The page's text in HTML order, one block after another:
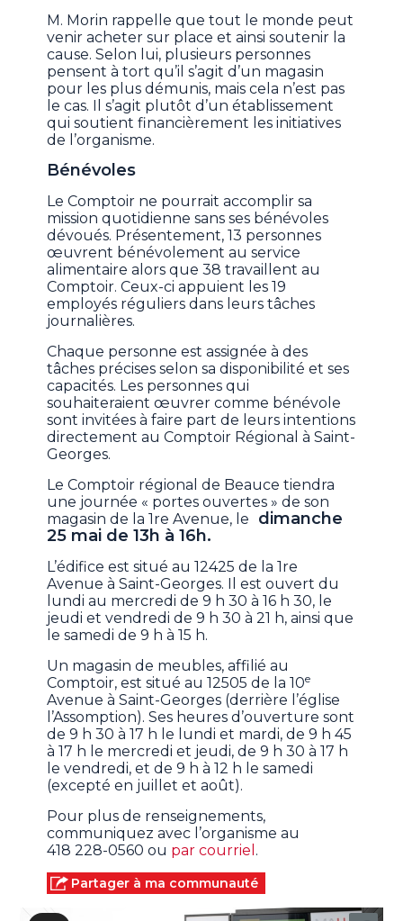
M. Morin rappelle que tout le monde peut
venir acheter sur place et ainsi soutenir la
cause. Selon lui, plusieurs personnes
pensent à tort qu’il s’agit d’un magasin
pour les plus démunis, mais cela n’est pas
le cas. Il s’agit plutôt d’un établissement
qui soutient financièrement les initiatives
de l’organisme.
Bénévoles
Le Comptoir ne pourrait accomplir sa
mission quotidienne sans ses bénévoles
dévoués. Présentement, 13 personnes
œuvrent bénévolement au service
alimentaire alors que 38 travaillent au
Comptoir. Ceux-ci appuient les 19
employés réguliers dans leurs tâches
journalières.
Chaque personne est assignée à des
tâches précises selon sa disponibilité et ses
capacités. Les personnes qui
souhaiteraient œuvrer comme bénévole
sont invitées à faire part de leurs intentions
directement au Comptoir Régional à Saint-
Georges.
Le Comptoir régional de Beauce tiendra
une journée « portes ouvertes » de son
magasin de la 1re Avenue, le
dimanche
25 mai de 13h à 16h.
L’édifice est situé au 12425 de la 1re
Avenue à Saint-Georges. Il est ouvert du
lundi au mercredi de 9 h 30 à 16 h 30, le
jeudi et vendredi de 9 h 30 à 21 h, ainsi que
le samedi de 9 h à 15 h.
Un magasin de meubles, affilié au
Comptoir, est situé au 12505 de la 10e
Avenue à Saint-Georges (derrière l’église
l’Assomption). Ses heures d’ouverture sont
de 9 h 30 à 17 h le lundi et mardi, de 9 h 45
à 17 h le mercredi et jeudi, de 9 h 30 à 17 h
le vendredi, et de 9 h à 12 h le samedi
(excepté en juillet et août).
Pour plus de renseignements,
communiquez avec l’organisme au
418 228-0560 ou par courriel .
Partager à ma communauté